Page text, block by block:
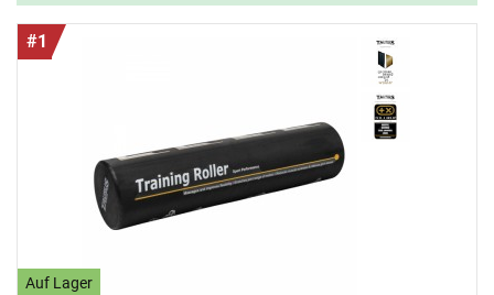
#1
Auf Lager